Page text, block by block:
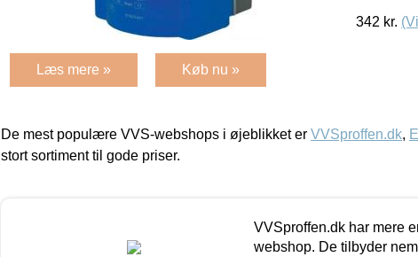
342 kr.
Læs mere » Køb nu »
De mest populære VVS-webshops i øjeblikket er VVSproffen.dk,
stort sortiment til gode priser.
VVSproffen.dk har mere
webshop. De tilbyder